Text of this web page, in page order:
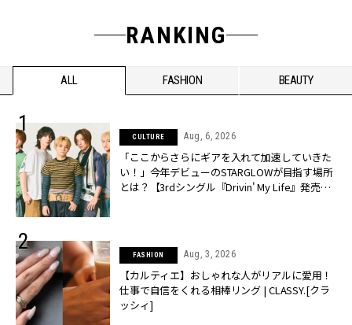
RANKING
ALL FASHION BEAUTY
CULTURE Aug, 6, 2026
「ここからさらにギアを入れて加速していきた
い！」今年デビューのSTARGLOWが目指す場所
とは？【3rdシングル『Drivin' My Life』発売】 |
FASHION Aug, 3, 2026
【カルティエ】おしゃれな人がリアルに愛用！
仕事で自信をくれる相棒リング | CLASSY.[クラ
ッシィ]